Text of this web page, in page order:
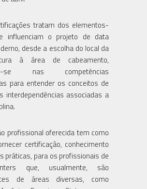
tratam dos elementos-
influenciam o projeto de data
desde a escolha do local da
à área de cabeamento,
se nas competências
para entender os conceitos de
interdependências associadas a
profissional oferecida tem como
certificação, conhecimento
práticas, para os profissionais de
que, usualmente, são
de áreas diversas, como